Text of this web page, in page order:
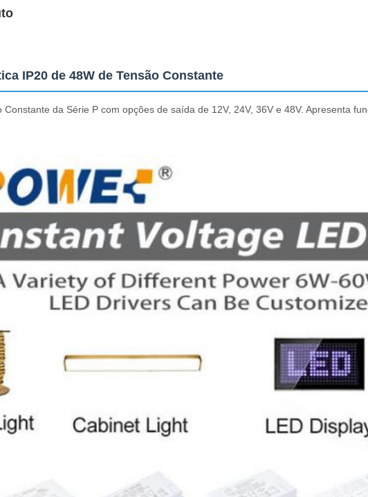
IP20 de 48W de Tensão Constante
Constante da Série P com opções de saída de 12V, 24V, 36V e 48V. Apresenta